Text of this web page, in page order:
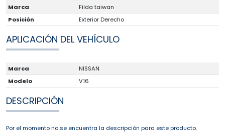
Marca
Filda taiwan
Posición
Exterior Derecho
APLICACIÓN DEL VEHÍCULO
Marca
NISSAN
Modelo
V16
DESCRIPCIÓN
Por el momento no se encuentra la descripción para este producto.